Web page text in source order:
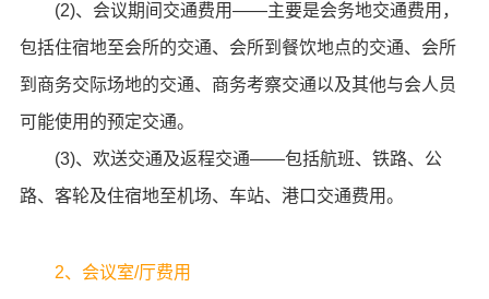
(2)、会议期间交通费用——主要是会务地交通费用，
包括住宿地至会所的交通、会所到餐饮地点的交通、会所
到商务交际场地的交通、商务考察交通以及其他与会人员
可能使用的预定交通。
(3)、欢送交通及返程交通——包括航班、铁路、公
路、客轮及住宿地至机场、车站、港口交通费用。
2、会议室/厅费用